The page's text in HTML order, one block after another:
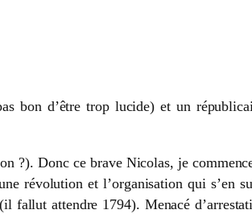
bon d’être trop lucide) et un
?). Donc ce brave Nicolas, je
révolution et l’organisation qui s’en
attendre 1794). Menacé